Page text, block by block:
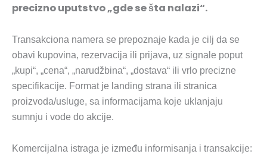
precizno uputstvo „gde se šta nalazi“.
Transakciona namera se prepoznaje kada je cilj da se
obavi kupovina, rezervacija ili prijava, uz signale poput
„kupi“, „cena“, „narudžbina“, „dostava“ ili vrlo precizne
specifikacije. Format je landing strana ili stranica
proizvoda/usluge, sa informacijama koje uklanjaju
sumnju i vode do akcije.
Komercijalna istraga je između informisanja i transakcije: